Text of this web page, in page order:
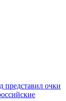
представил очки